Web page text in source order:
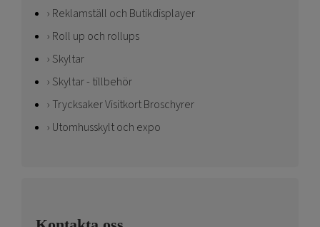
Reklamställ och Butikdisplayer
Roll up och rollups
Skyltar
Skyltar - tillbehör
Trycksaker Visitkort Broschyrer
Utomhusskylt och expo